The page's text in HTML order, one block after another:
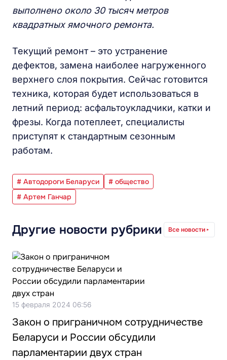
выполнено около 30 тысяч метров
квадратных ямочного ремонта.
Текущий ремонт – это устранение
дефектов, замена наиболее нагруженного
верхнего слоя покрытия. Сейчас готовится
техника, которая будет использоваться в
летний период: асфальтоукладчики, катки и
фрезы. Когда потеплеет, специалисты
приступят к стандартным сезонным
работам.
# Автодороги Беларуси
# общество
# Артем Ганчар
Другие новости рубрики Все новости
15 февраля 2024 06:56
Закон о приграничном сотрудничестве
Беларуси и России обсудили
парламентарии двух стран